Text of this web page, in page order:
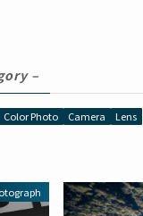
–
Color Photo Camera Lens